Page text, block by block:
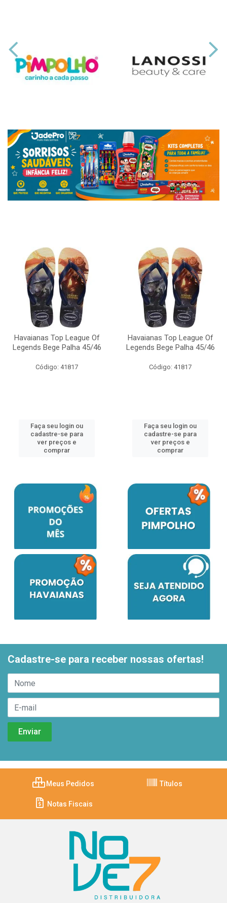
Havaianas Top League Of
Legends Bege Palha 45/46
Código: 41817
Faça seu login ou
cadastre-se para
ver preços e
comprar
Havaianas Top League Of
Legends Bege Palha 45/46
Código: 41817
Faça seu login ou
cadastre-se para
ver preços e
comprar
Cadastre-se para receber nossas ofertas!
Meus Pedidos Títulos
Notas Fiscais